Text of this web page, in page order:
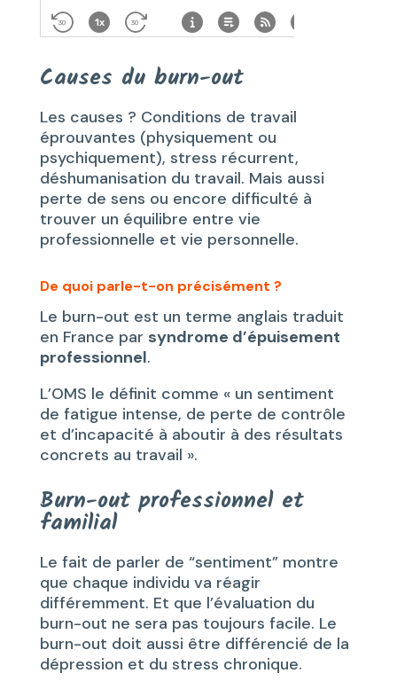
Causes du burn-out
Les causes ? Conditions de travail
éprouvantes (physiquement ou
psychiquement), stress récurrent,
déshumanisation du travail. Mais aussi
perte de sens ou encore difficulté à
trouver un équilibre entre vie
professionnelle et vie personnelle.
De quoi parle-t-on précisément ?
Le burn-out est un terme anglais traduit
en France par syndrome d’épuisement
professionnel.
L’OMS le définit comme « un sentiment
de fatigue intense, de perte de contrôle
et d’incapacité à aboutir à des résultats
concrets au travail ».
Burn-out professionnel et
familial
Le fait de parler de “sentiment” montre
que chaque individu va réagir
différemment. Et que l’évaluation du
burn-out ne sera pas toujours facile. Le
burn-out doit aussi être différencié de la
dépression et du stress chronique.